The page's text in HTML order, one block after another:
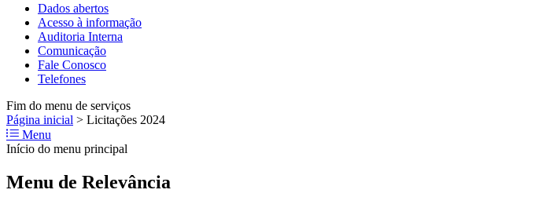
Dados abertos
Acesso à informação
Auditoria Interna
Comunicação
Fale Conosco
Telefones
Fim do menu de serviços
Página inicial > Licitações 2024
Menu
Início do menu principal
Menu de Relevância